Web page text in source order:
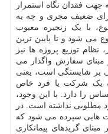
جهت فقدان نگاه استمرار
ضعیف مجری و چه به
با یک زنجیره معیوب
می شود و تا پایین ترین
توزیع پروژه ها نیز
سفارش واگذار می
بر شایستگی است، یعنی
یک شرکت یا فرد خاص
را دارد. با این وجود،
مطلوبی نداشته است. در
هایی سپرده می شود که
گریدهای پیمانکاری